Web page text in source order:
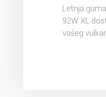
Letnja
92W XL
vašeg